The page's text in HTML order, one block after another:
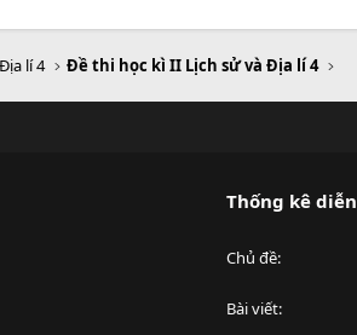
lí 4 Đề thi học kì II Lịch sử và Địa lí 4
Thống kê
Chủ đề
Bài viết